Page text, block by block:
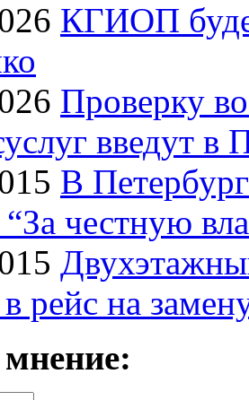
КГИОП
Проверку
введут в
В
честную
рейс на